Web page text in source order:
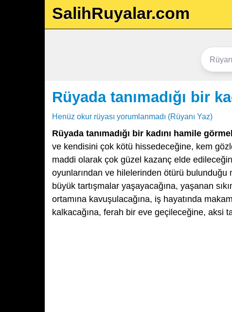
SalihRuyalar.com
Rüyada tanımadığı bir
Henüz okur rüyası yorumlanmadı (Rüyanı Yaz)
Rüyada tanımadığı bir kadını hamile
ve kendisini çok kötü hissedeceğine, kem
maddi olarak çok güzel kazanç elde
oyunlarından ve hilelerinden ötürü
büyük tartışmalar yaşayacağına, yaşanan
ortamına kavuşulacağına, iş hayatında
kalkacağına, ferah bir eve geçileceğine, aksi